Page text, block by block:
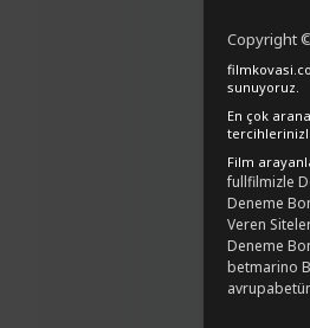
Copyright
sunuyoruz.
En çok
Film
fullfilmizle
Deneme
Veren
Deneme
betmarino
avrupabet